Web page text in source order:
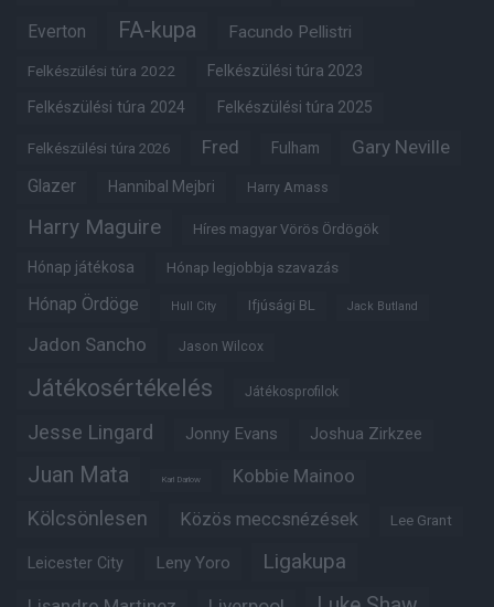
Everton FA-kupa Facundo Pellistri
Felkészülési túra 2022 Felkészülési túra 2023
Felkészülési túra 2024 Felkészülési túra 2025
Felkészülési túra 2026 Fred Fulham Gary Neville
Glazer Hannibal Mejbri Harry Amass
Harry Maguire Híres magyar Vörös Ördögök
Hónap játékosa Hónap legjobbja szavazás
Hónap Ördöge Hull City Ifjúsági BL Jack Butland
Jadon Sancho Jason Wilcox
Játékosértékelés Játékosprofilok
Jesse Lingard Jonny Evans Joshua Zirkzee
Juan Mata Karl Darlow Kobbie Mainoo
Kölcsönlesen Közös meccsnézések Lee Grant
Leicester City Leny Yoro Ligakupa